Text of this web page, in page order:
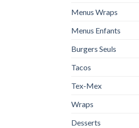
Menus Wraps
Menus Enfants
Burgers Seuls
Tacos
Tex-Mex
Wraps
Desserts